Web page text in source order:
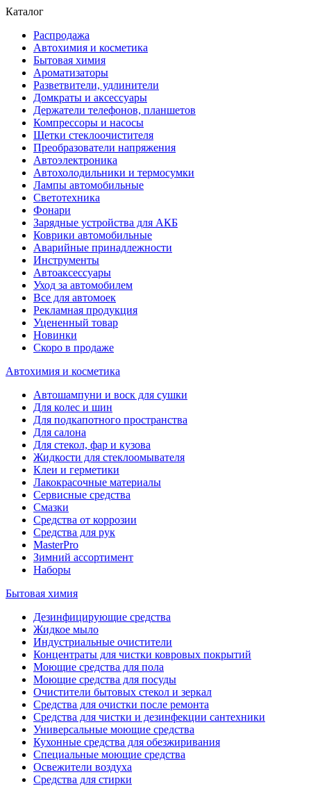
Каталог
Распродажа
Автохимия и косметика
Бытовая химия
Ароматизаторы
Разветвители, удлинители
Домкраты и аксессуары
Держатели телефонов, планшетов
Компрессоры и насосы
Щетки стеклоочистителя
Преобразователи напряжения
Автоэлектроника
Автохолодильники и термосумки
Лампы автомобильные
Светотехника
Фонари
Зарядные устройства для АКБ
Коврики автомобильные
Аварийные принадлежности
Инструменты
Автоаксессуары
Уход за автомобилем
Все для автомоек
Рекламная продукция
Уцененный товар
Новинки
Скоро в продаже
Автохимия и косметика
Автошампуни и воск для сушки
Для колес и шин
Для подкапотного пространства
Для салона
Для стекол, фар и кузова
Жидкости для стеклоомывателя
Клеи и герметики
Лакокрасочные материалы
Сервисные средства
Смазки
Средства от коррозии
Средства для рук
MasterPro
Зимний ассортимент
Наборы
Бытовая химия
Дезинфицирующие средства
Жидкое мыло
Индустриальные очистители
Концентраты для чистки ковровых покрытий
Моющие средства для пола
Моющие средства для посуды
Очистители бытовых стекол и зеркал
Средства для очистки после ремонта
Средства для чистки и дезинфекции сантехники
Универсальные моющие средства
Кухонные средства для обезжиривания
Специальные моющие средства
Освежители воздуха
Средства для стирки